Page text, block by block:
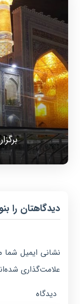
دیدگاهتان را
نشانی ایمیل
علامت‌گذاری
دیدگاه